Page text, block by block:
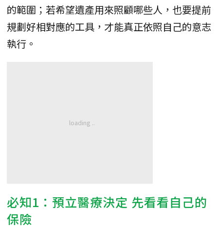
的範圍；若希望遺產用來照顧哪些人，也要提前
規劃好相對應的工具，才能真正依照自己的意志
執行。
必知1：預立醫療決定 先看看自己的
保險